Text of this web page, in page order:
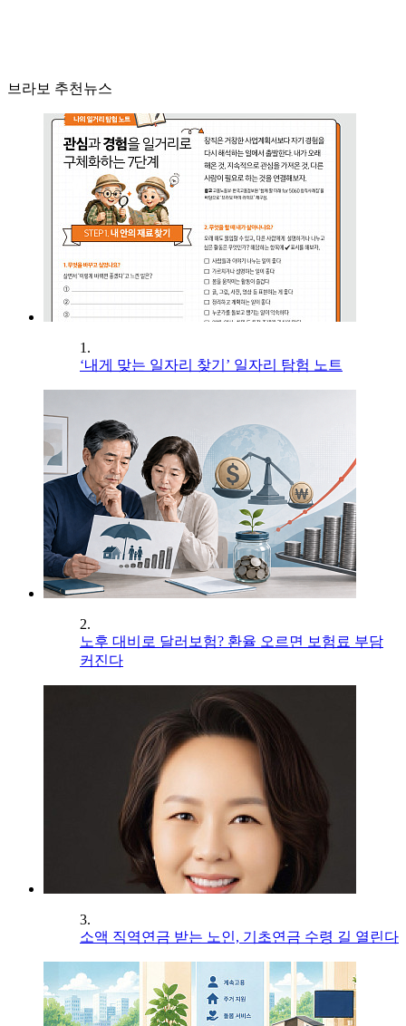
브라보 추천뉴스
1.
‘내게 맞는 일자리 찾기’ 일자리 탐험 노트
2.
노후 대비로 달러보험? 환율 오르면 보험료 부담
커진다
3.
소액 직역연금 받는 노인, 기초연금 수령 길 열린다